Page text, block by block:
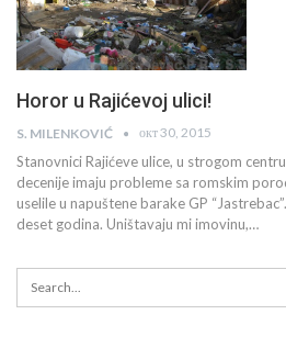
Horor u Rajićevoj ulici!
S. MILENKOVIĆ окт 30, 2015
Stanovnici Rajićeve ulice, u strogom
decenije imaju probleme sa romskim
uselile u napuštene barake GP
deset godina. Uništavaju mi imovinu,…